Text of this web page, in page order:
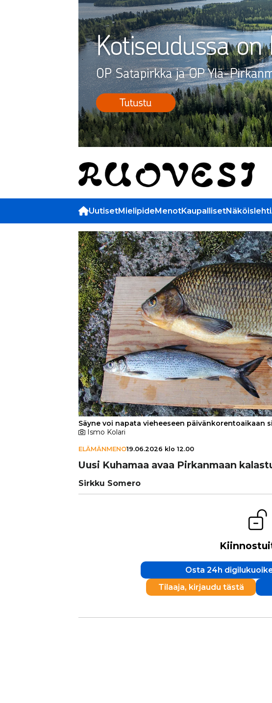
UutisetMielipideMenotKaupallisetNäköislehti
Säyne voi napata vieheeseen päivänkorentoaikaan
Ismo Kolari
ELÄMÄNMENO19.06.2026 klo 12.00
Uusi Kuhamaa avaa Pir­kan­maan
Sirkku Somero
Osta 24h
Tilaaja, kirjaudu tästä